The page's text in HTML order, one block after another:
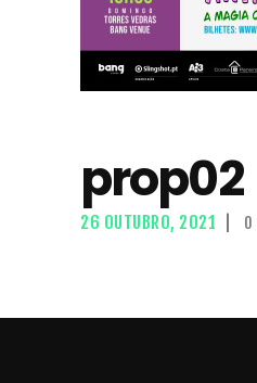
prop02
26 OUTUBRO, 2021 0